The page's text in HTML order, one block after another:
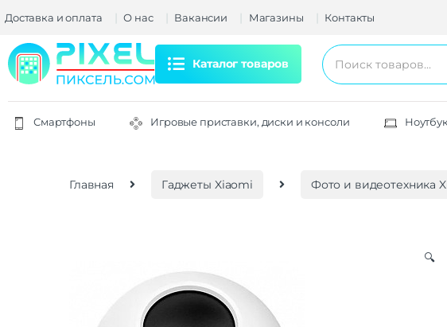
Доставка и оплата О нас Вакансии Магазины Контакты
Каталог товаров
Смартфоны Игровые приставки, диски и консоли
Главная Гаджеты Xiaomi Фото и видеотехника
🔍